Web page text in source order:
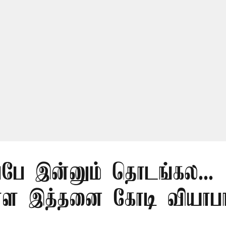
இன்னும் தொடங்கல...
இத்தனை கோடி